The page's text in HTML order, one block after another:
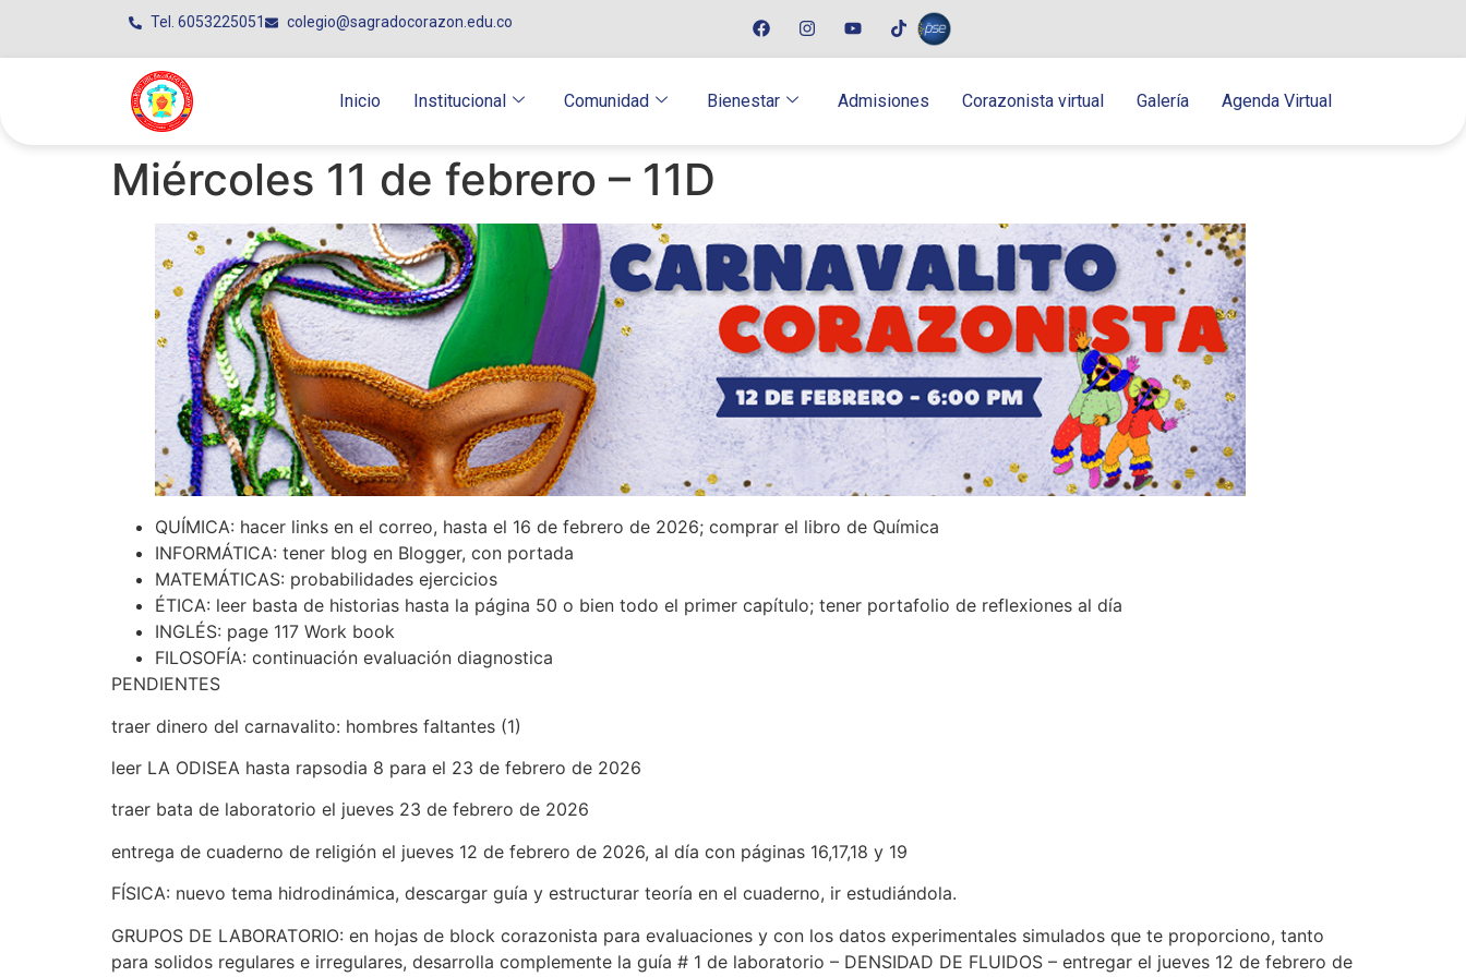
Tel. 6053225051 colegio@sagradocorazon.edu.co
Inicio Institucional Comunidad Bienestar Admisiones Corazonista virtual Galería Agenda Virtual
Miércoles 11 de febrero – 11D
QUÍMICA: hacer links en el correo, hasta el 16 de febrero de 2026; comprar el libro de Química
INFORMÁTICA: tener blog en Blogger, con portada
MATEMÁTICAS: probabilidades ejercicios
ÉTICA: leer basta de historias hasta la página 50 o bien todo el primer capítulo; tener portafolio de reflexiones al día
INGLÉS: page 117 Work book
FILOSOFÍA: continuación evaluación diagnostica
PENDIENTES
traer dinero del carnavalito: hombres faltantes (1)
leer LA ODISEA hasta rapsodia 8 para el 23 de febrero de 2026
traer bata de laboratorio el jueves 23 de febrero de 2026
entrega de cuaderno de religión el jueves 12 de febrero de 2026, al día con páginas 16,17,18 y 19
FÍSICA: nuevo tema hidrodinámica, descargar guía y estructurar teoría en el cuaderno, ir estudiándola.
GRUPOS DE LABORATORIO: en hojas de block corazonista para evaluaciones y con los datos experimentales simulados que te proporciono, tanto
para solidos regulares e irregulares, desarrolla complemente la guía # 1 de laboratorio – DENSIDAD DE FLUIDOS – entregar el jueves 12 de febrero de